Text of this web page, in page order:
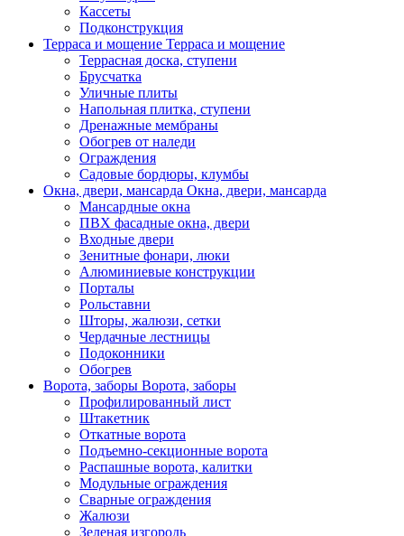
Кассеты
Подконструкция
Терраса и мощение Терраса и мощение
Террасная доска, ступени
Брусчатка
Уличные плиты
Напольная плитка, ступени
Дренажные мембраны
Обогрев от наледи
Ограждения
Садовые бордюры, клумбы
Окна, двери, мансарда Окна, двери, мансарда
Мансардные окна
ПВХ фасадные окна, двери
Входные двери
Зенитные фонари, люки
Алюминиевые конструкции
Порталы
Рольставни
Шторы, жалюзи, сетки
Чердачные лестницы
Подоконники
Обогрев
Ворота, заборы Ворота, заборы
Профилированный лист
Штакетник
Откатные ворота
Подъемно-секционные ворота
Распашные ворота, калитки
Модульные ограждения
Сварные ограждения
Жалюзи
Зеленая изгородь